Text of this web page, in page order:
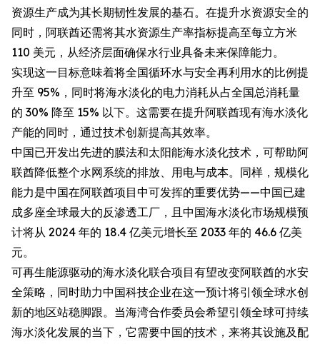
资源生产成为其长期韧性发展的基石。在提升水资源安全的
同时，阿联酋还需将其水资源生产率指标提高至每立方米
110 美元，从经济层面确保水行业具备未来保障能力。
实现这一目标意味着将全国循环水与安全再利用水的比例提
升至 95%，同时将海水淡化的电力消耗从占全国总消耗量
的 30% 降至 15% 以下。这需要在提升阿联酋现有海水淡化
产能的同时，通过技术创新提高其效率。
中国已开发出先进的膜法和太阳能海水淡化技术，可帮助阿
联酋降低整个水网系统的排放、用电与成本。同样，规模化
能力是中国在阿联酋项目中可发挥的重要优势——中国已建
成多座全球最大的反渗透工厂，且中国海水淡化市场规模预
计将从 2024 年的 18.4 亿美元增长至 2033 年的 46.6 亿美
元。
可再生能源驱动的海水淡化联合项目有望改变阿联酋的水安
全策略，同时助力中国科技企业在这一预计将引领全球水创
新的地区站稳脚跟。当海湾合作委员会希望引领全球可持续
海水淡化发展的当下，它需要中国的技术，来将其设施及配